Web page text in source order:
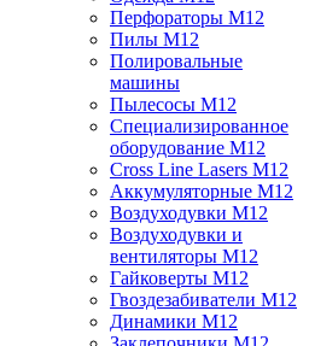
Перфораторы M12
Пилы M12
Полировальные
машины
Пылесосы M12
Специализированное
оборудование M12
Cross Line Lasers M12
Аккумуляторные M12
Воздуходувки M12
Воздуходувки и
вентиляторы M12
Гайковерты M12
Гвоздезабиватели M12
Динамики M12